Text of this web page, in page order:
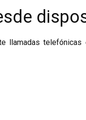
llamadas